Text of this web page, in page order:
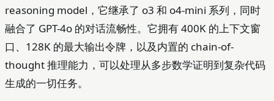
reasoning model，它继承了 o3 和 o4-mini 系列，同时
融合了 GPT-4o 的对话流畅性。它拥有 400K 的上下文窗
口、128K 的最大输出令牌，以及内置的 chain-of-
thought 推理能力，可以处理从多步数学证明到复杂代码
生成的一切任务。